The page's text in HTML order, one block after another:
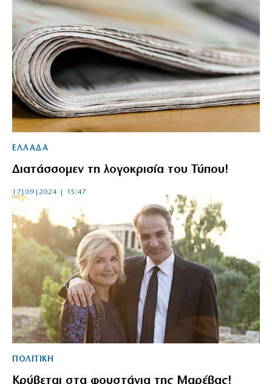
ΕΛΛΑΔΑ
Διατάσσομεν τη λογοκρισία του Τύπου!
17|09|2024 | 15:47
ΠΟΛΙΤΙΚΗ
Κρύβεται στα φουστάνια της Μαρέβας!